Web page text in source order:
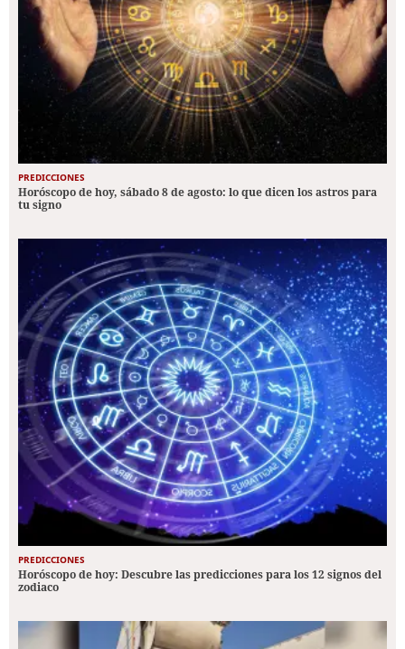
PREDICCIONES
Horóscopo de hoy, sábado 8 de agosto: lo que dicen los astros para
tu signo
PREDICCIONES
Horóscopo de hoy: Descubre las predicciones para los 12 signos del
zodiaco